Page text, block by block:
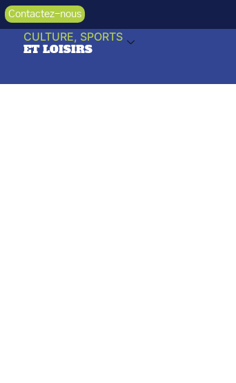
Contactez-nous
CULTURE, SPORTS
ET LOISIRS